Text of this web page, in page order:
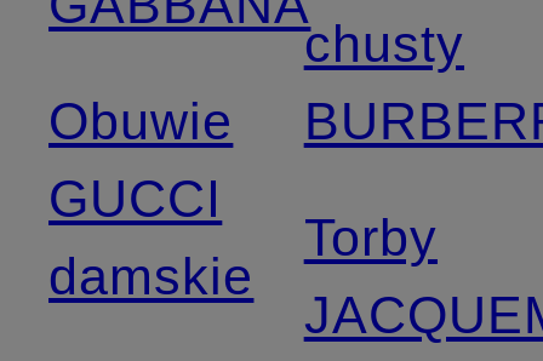
Obuwie
GUCCI
damskie
chusty
Torby